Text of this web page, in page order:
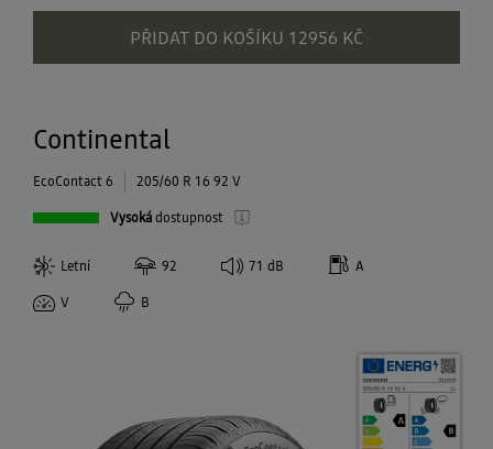
PŘIDAT DO KOŠÍKU 12956 KČ
Continental
EcoContact 6 205/60 R 16 92 V
Vysokádostupnost
Letní 92 71 dB A
V B